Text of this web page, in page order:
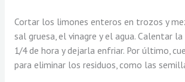
Cortar los limones enteros en trozos y
sal gruesa, el vinagre y el agua. Calentar
1/4 de hora y dejarla enfriar. Por último,
para eliminar los residuos, como las